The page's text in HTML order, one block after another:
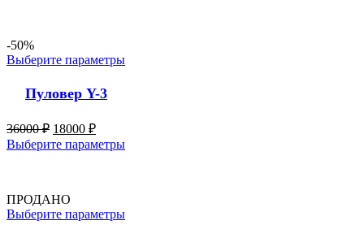
-50%
Выберите параметры
Пуловер Y-3
36000₽ 18000 ₽
Выберите параметры
ПРОДАНО
Выберите параметры